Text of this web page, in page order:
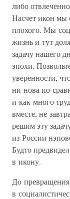
либо
Насчет икон мы
плохого. Мы
жизнь и тут
задачу нашего
эпохи.
уверенности,
ни нова по
и как много
вместе, не
решим эту
из России
Будто
в икону.
До
в